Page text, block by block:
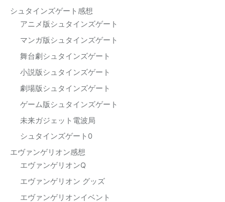
シュタインズゲート感想
アニメ版シュタインズゲート
マンガ版シュタインズゲート
舞台劇シュタインズゲート
小説版シュタインズゲート
劇場版シュタインズゲート
ゲーム版シュタインズゲート
未来ガジェット電波局
シュタインズゲート0
エヴァンゲリオン感想
エヴァンゲリオンQ
エヴァンゲリオン グッズ
エヴァンゲリオンイベント